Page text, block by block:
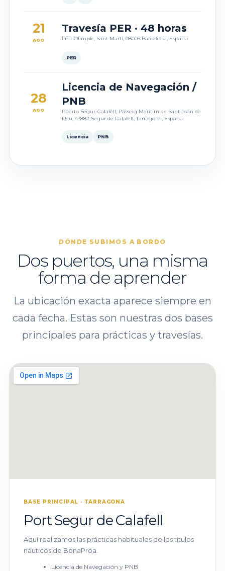
21
AGO
Travesía PER · 48 horas
Port Olímpic, Sant Martí, 08005 Barcelona, España
PER
28
AGO
Licencia de Navegación /
PNB
Puerto Segur-Calafell, Passeig Marítim de Sant Joan de
Déu, 43882 Segur de Calafell, Tarragona, España
Licencia PNB
DÓNDE SUBIMOS A BORDO
Dos puertos, una misma
forma de aprender
La ubicación exacta aparece siempre en
cada fecha. Estas son nuestras dos bases
principales para prácticas y travesías.
BASE PRINCIPAL · TARRAGONA
Port Segur de Calafell
Aquí realizamos las prácticas habituales de los títulos
náuticos de BonaProa.
Licencia de Navegación y PNB